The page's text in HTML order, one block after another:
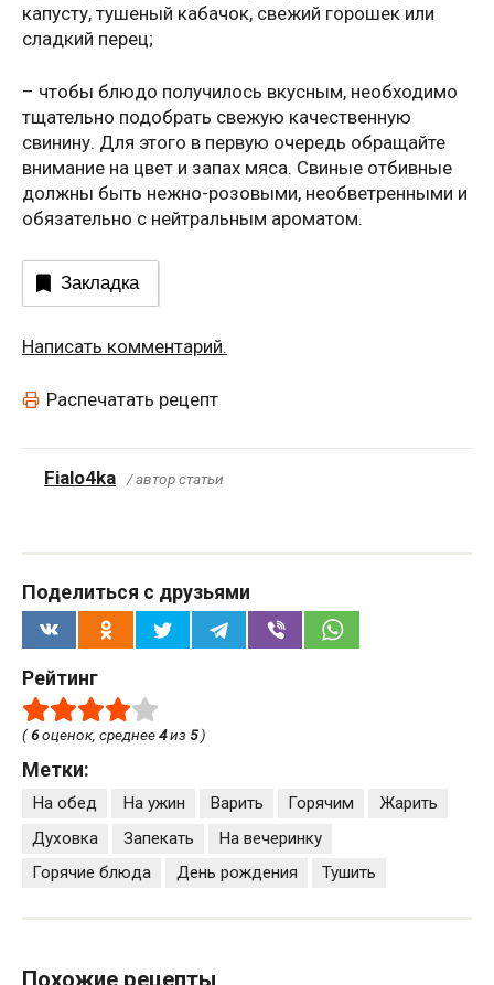
капусту, тушеный кабачок, свежий горошек или
сладкий перец;
– чтобы блюдо получилось вкусным, необходимо
тщательно подобрать свежую качественную
свинину. Для этого в первую очередь обращайте
внимание на цвет и запах мяса. Свиные отбивные
должны быть нежно-розовыми, необветренными и
обязательно с нейтральным ароматом.
Закладка
Написать комментарий.
Распечатать рецепт
Fialo4ka / автор статьи
Поделиться с друзьями
Рейтинг
(6оценок, среднее4из 5)
Метки:
На обед На ужин Варить Горячим
Жарить
Духовка
Запекать
На вечеринку
Горячие блюда
День рождения Тушить
Похожие рецепты